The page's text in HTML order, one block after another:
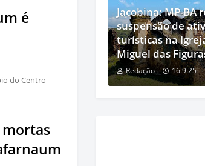
é
do Centro-
mortas
Jacobina: MP-BA
suspensão de
turísticas na
Miguel das
Redação 16.9.25